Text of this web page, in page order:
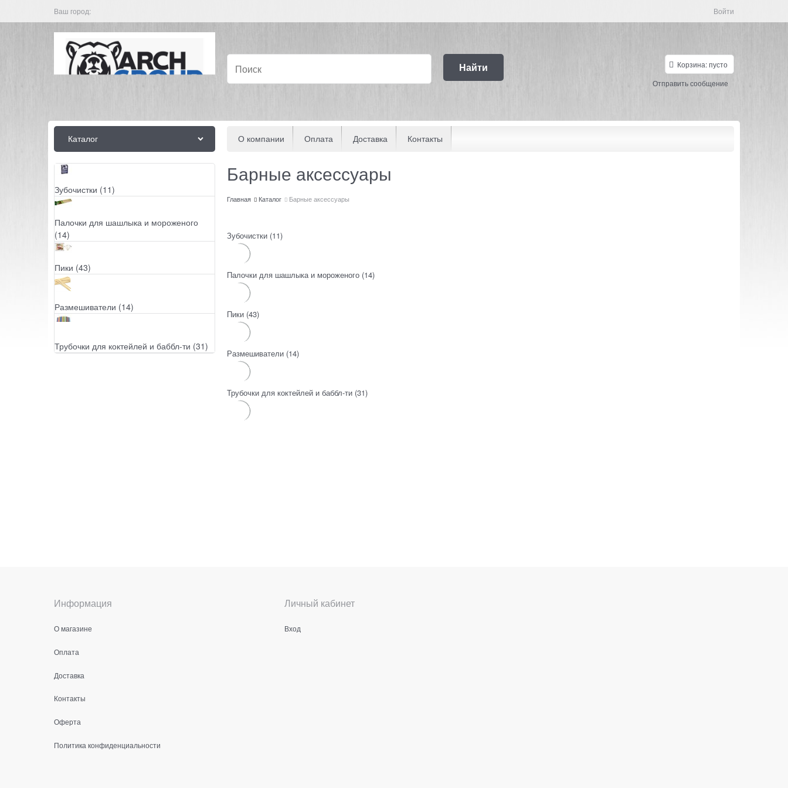
Ваш город: Войти
Найти Корзина:пусто
Отправить сообщение
Каталог О компании Оплата Доставка Контакты
Зубочистки (11)
Палочки для шашлыка и мороженого
(14)
Пики (43)
Размешиватели (14)
Трубочки для коктейлей и баббл-ти (31)
Барные аксессуары
Главная Каталог Барные аксессуары
Зубочистки (11)
Палочки для шашлыка и мороженого (14)
Пики (43)
Размешиватели (14)
Трубочки для коктейлей и баббл-ти (31)
Информация
О магазине
Оплата
Доставка
Контакты
Оферта
Политика конфиденциальности
Личный кабинет
Вход